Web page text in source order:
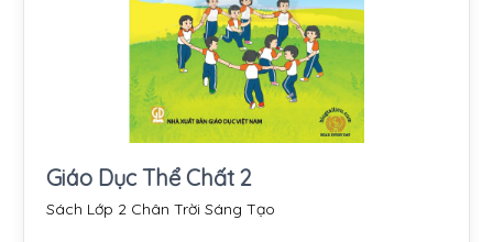
Giáo Dục Thể Chất 2
Sách Lớp 2 Chân Trời Sáng Tạo